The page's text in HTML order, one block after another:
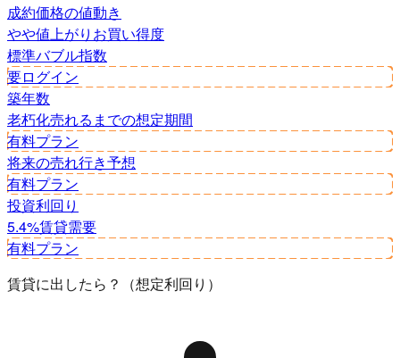
成約価格の値動き
やや値上がり お買い得度
標準バブル指数
要ログイン
築年数
老朽化売れるまでの想定期間
有料プラン
将来の売れ行き予想
有料プラン
投資利回り
5.4%賃貸需要
有料プラン
賃貸に出したら？（想定利回り）